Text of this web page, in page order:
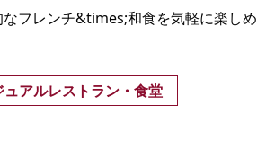
なフレンチ&times;和食を気軽に楽しめ
ュアルレストラン・食堂